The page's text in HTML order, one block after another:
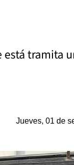
está tramita
Jueves, 01 de